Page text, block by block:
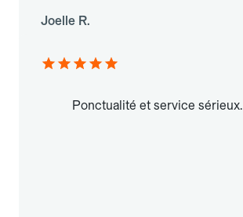
Joelle R.
Ponctualité et service sérieux.